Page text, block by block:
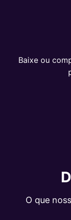
Baixe ou
O que